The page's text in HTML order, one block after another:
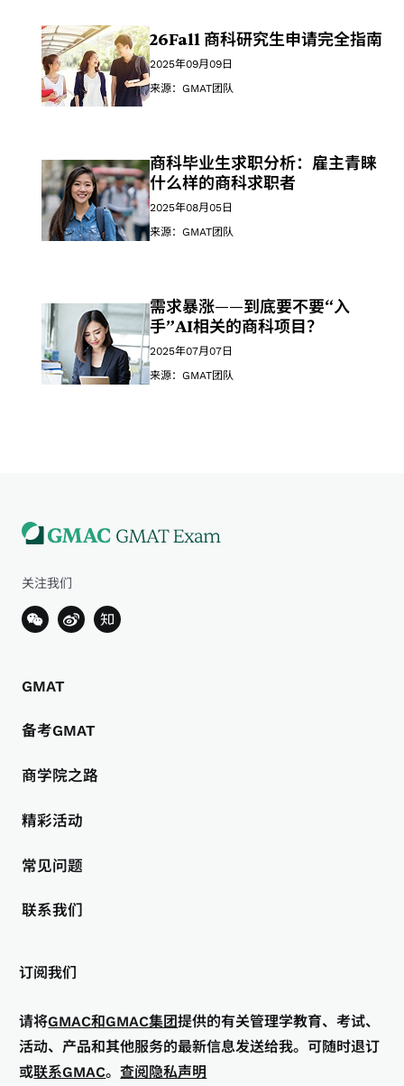
26Fall 商科研究生申请完全指南
2025年09月09日
来源：GMAT团队
商科毕业生求职分析：雇主青睐
什么样的商科求职者
2025年08月05日
来源：GMAT团队
需求暴涨——到底要不要“入
手”AI相关的商科项目？
2025年07月07日
来源：GMAT团队
关注我们
GMAT
备考GMAT
商学院之路
精彩活动
常见问题
联系我们
订阅我们
请将GMAC和GMAC集团提供的有关管理学教育、考试、
活动、产品和其他服务的最新信息发送给我。可随时退订
或联系GMAC。查阅隐私声明